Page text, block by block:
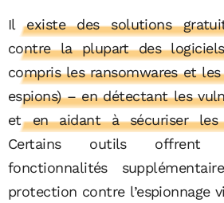
Il existe des solutions
contre la plupart des
compris les ransomwares et
espions) – en détectant les
et en aidant à sécuriser les
Certains outils offrent
fonctionnalités
protection contre l’espionnage